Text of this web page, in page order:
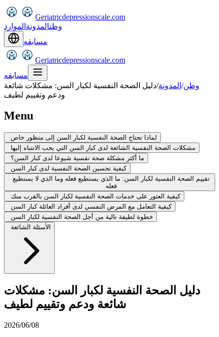
Geriatricdepressionscale.com
وطنالمدونة الموارد
مسابقه
Geriatricdepressionscale.com
مسابقه
وطن/ المدونة/دليل الصحة النفسية لكبار السن: مشكلات شائعة
ودعم وتقييم لطيف
Menu
لماذا تحتاج الصحة النفسية لكبار السن إلى منظور خاص
مشكلات الصحة النفسية الشائعة لدى كبار السن التي يجب الانتباه إليها
ما أكثر مشكلة صحة نفسية شيوعا لدى كبار السن؟
كيفية تحسين الصحة النفسية لدى كبار السن
تقييم الصحة النفسية لكبار السن: ما الذي يستطيع فعله وما الذي لا يستطيع
فعله
كيفية العثور على خدمات الصحة النفسية لكبار السن بالقرب منك
كيفية التعامل مع المرض النفسي لدى أفراد العائلة كبار السن
خطوة لطيفة تالية من أجل الصحة النفسية لكبار السن
الأسئلة الشائعة
دليل الصحة النفسية لكبار السن: مشكلات
شائعة ودعم وتقييم لطيف
2026/06/08